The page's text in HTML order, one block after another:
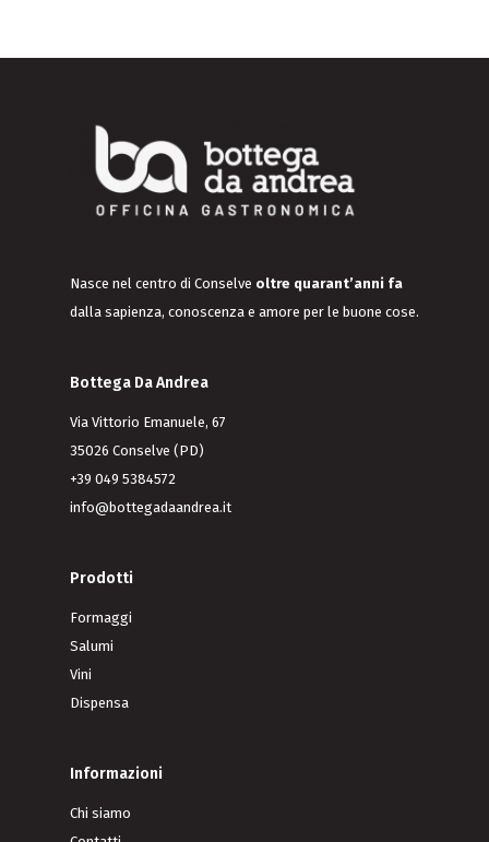
Nasce nel centro di Conselve oltre quarant’anni fa
dalla sapienza, conoscenza e amore per le buone cose.
Bottega Da Andrea
Via Vittorio Emanuele, 67
35026 Conselve (PD)
+39 049 5384572
info@bottegadaandrea.it
Prodotti
Formaggi
Salumi
Vini
Dispensa
Informazioni
Chi siamo